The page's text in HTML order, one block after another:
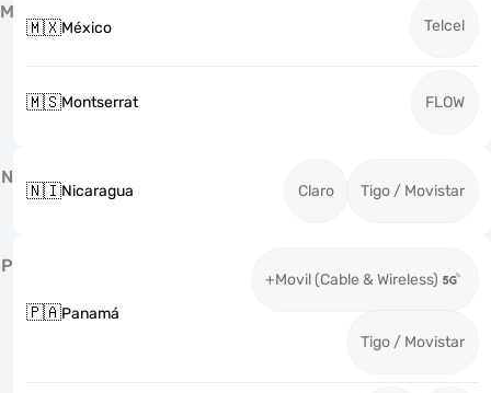
M
🇲🇽México Telcel
🇲🇸Montserrat FLOW
N
🇳🇮Nicaragua Claro Tigo / Movistar
P
🇵🇦Panamá
+Movil (Cable & Wireless)
Tigo / Movistar